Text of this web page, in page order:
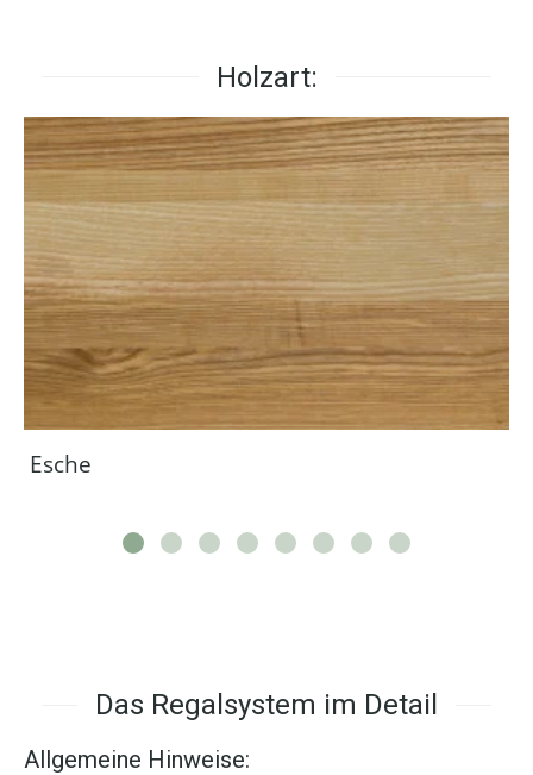
Holzart:
Esche
Das Regalsystem im Detail
Allgemeine Hinweise: